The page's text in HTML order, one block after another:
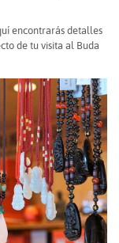
encontrarás detalles
de tu visita al Buda